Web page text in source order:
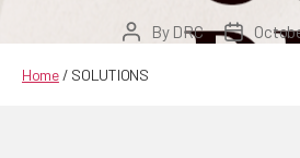
PostBy DRC
Post
Home/ SOLUTIONS